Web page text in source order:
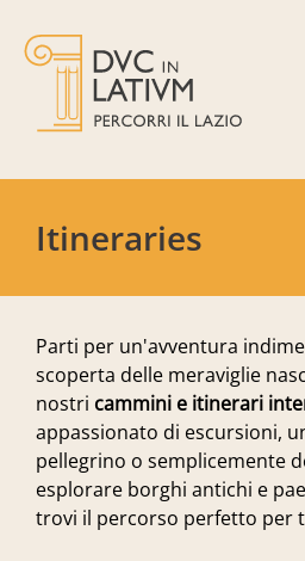
Itineraries
Parti per un'avventura
scoperta delle meraviglie
nostri cammini e itinerari
appassionato di escursioni,
pellegrino o semplicemente
esplorare borghi antichi e
trovi il percorso perfetto per